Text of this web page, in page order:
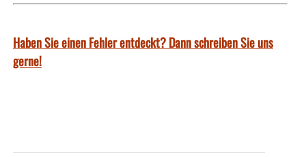
Haben Sie einen Fehler entdeckt? Dann schreiben Sie uns
gerne!